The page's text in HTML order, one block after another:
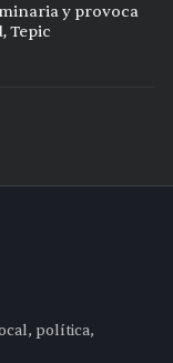
y provoca
Tepic
política,